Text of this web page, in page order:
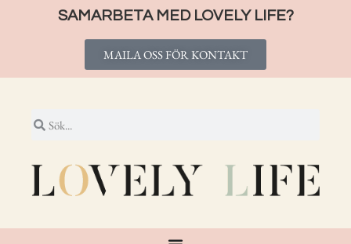
SAMARBETA MED LOVELY LIFE?
MAILA OSS FÖR KONTAKT